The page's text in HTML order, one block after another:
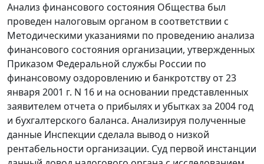
Анализ финансового состояния Общества был
проведен налоговым органом в соответствии с
Методическими указаниями по проведению анализа
финансового состояния организации, утвержденных
Приказом Федеральной службы России по
финансовому оздоровлению и банкротству от 23
января 2001 г. N 16 и на основании представленных
заявителем отчета о прибылях и убытках за 2004 год
и бухгалтерского баланса. Анализируя полученные
данные Инспекции сделала вывод о низкой
рентабельности организации. Суд первой инстанции